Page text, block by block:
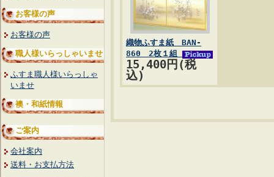
お客様の声
お客様の声
職人様いらっしゃいませ
ふすま職人様いらっしゃ
いませ
襖・和紙情報
ご案内
会社案内
送料・お支払方法
織物ふすま紙 BAN-
860 2枚１組
15,400円(税
込)